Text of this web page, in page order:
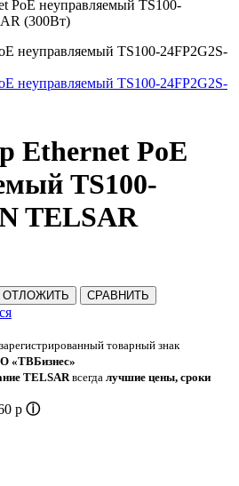
PoE нeуправляемый TS100-
(300Вт)
Ethernet PoE
TS100-
TELSAR
ОТЛОЖИТЬ СРАВНИТЬ
товарный знак
«ТВБизнес»
TELSAR всегда лучшие цены, сроки
p ⓘ